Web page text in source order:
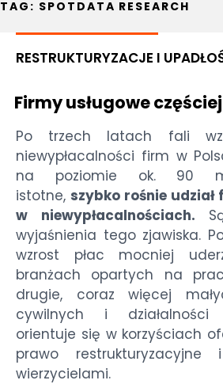
TAG: SPOTDATA RESEARCH
RESTRUKTURYZACJE I
Firmy usługowe
Po trzech latach fali
niewypłacalności firm w
na poziomie ok. 90
istotne, szybko rośnie udział
w niewypłacalnościach.
wyjaśnienia tego zjawiska.
wzrost płac mocniej
branżach opartych na
drugie, coraz więcej
cywilnych i działalności
orientuje się w korzyściach
prawo
wierzycielami.